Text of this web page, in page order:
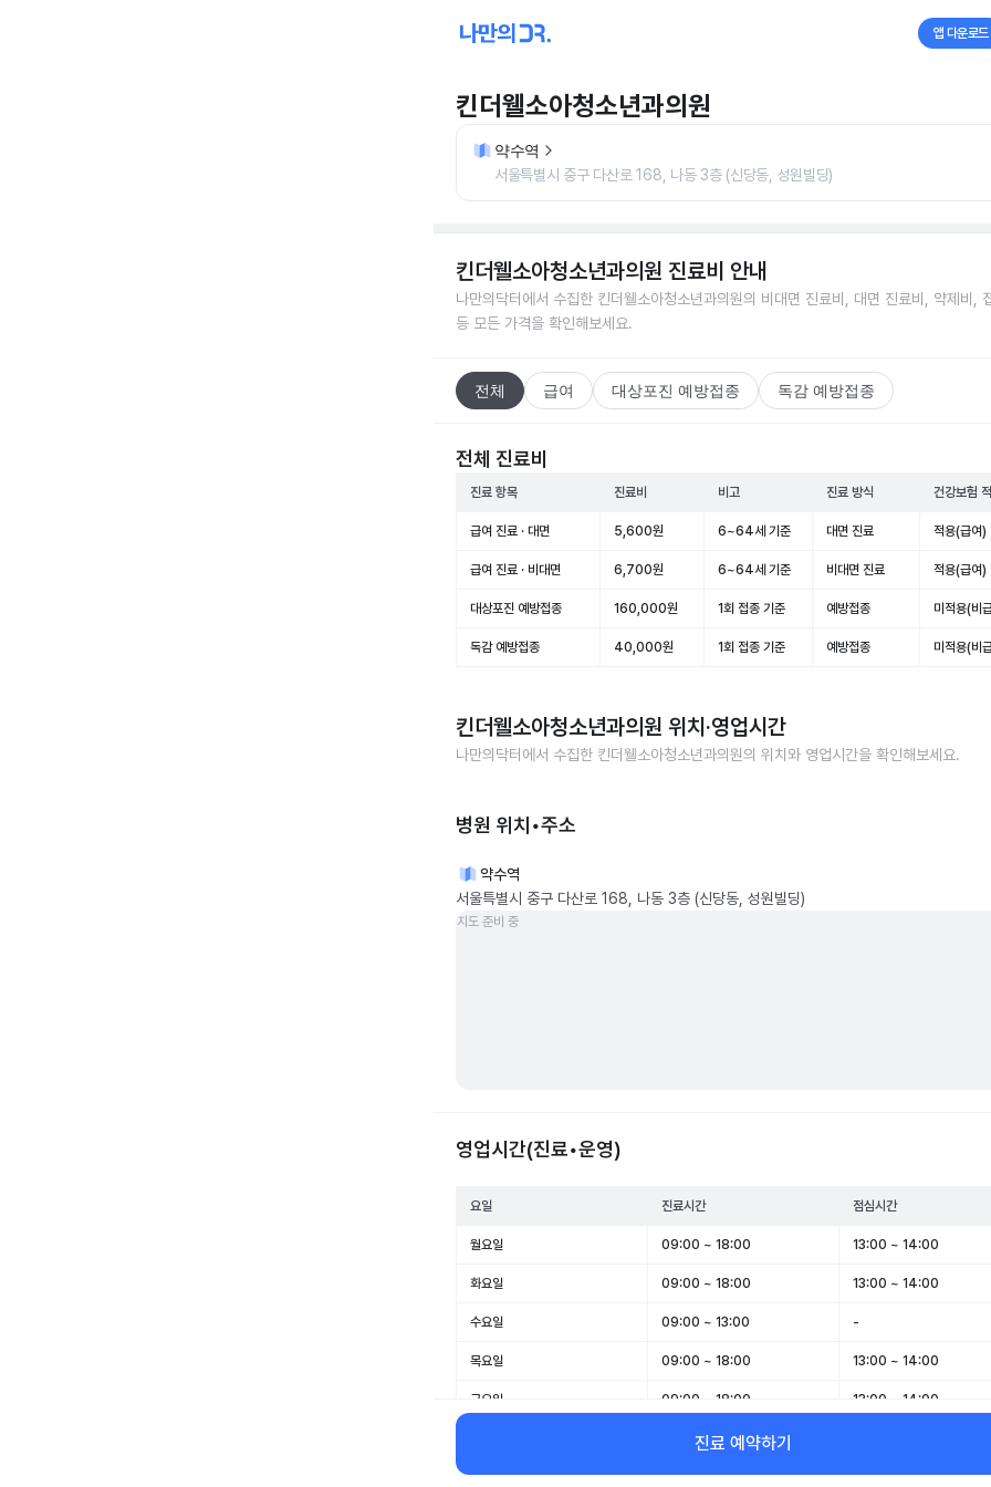
앱 다운로드
킨더웰소아청소년과의원
약수역
서울특별시 중구 다산로 168, 나동 3층 (신당동, 성원빌딩)
킨더웰소아청소년과의원 진료비 안내
나만의닥터에서 수집한 킨더웰소아청소년과의원의 비대면 진료비, 대면 진료비, 약제비,
등 모든 가격을 확인해보세요.
전체 급여 대상포진 예방접종 독감 예방접종
전체 진료비
진료 항목 진료비 비고 진료 방식 건강보험
급여 진료 · 대면 5,600원 6~64세 기준 대면 진료 적용(급여)
급여 진료 · 비대면 6,700원 6~64세 기준 비대면 진료 적용(급여)
대상포진 예방접종 160,000원 1회 접종 기준 예방접종 미적용(비
독감 예방접종 40,000원 1회 접종 기준 예방접종 미적용(비
킨더웰소아청소년과의원 위치·영업시간
나만의닥터에서 수집한 킨더웰소아청소년과의원의 위치와 영업시간을 확인해보세요.
병원 위치•주소
약수역
서울특별시 중구 다산로 168, 나동 3층 (신당동, 성원빌딩)
지도 준비 중
영업시간(진료•운영)
요일 진료시간 점심시간
월요일 09:00 ~ 18:00 13:00 ~ 14:00
화요일 09:00 ~ 18:00 13:00 ~ 14:00
수요일 09:00 ~ 13:00 -
목요일 09:00 ~ 18:00 13:00 ~ 14:00
금요일 09:00 ~ 18:00 13:00 ~ 14:00
09:00 ~ 13:00
일요일 휴무 -
진료 예약하기